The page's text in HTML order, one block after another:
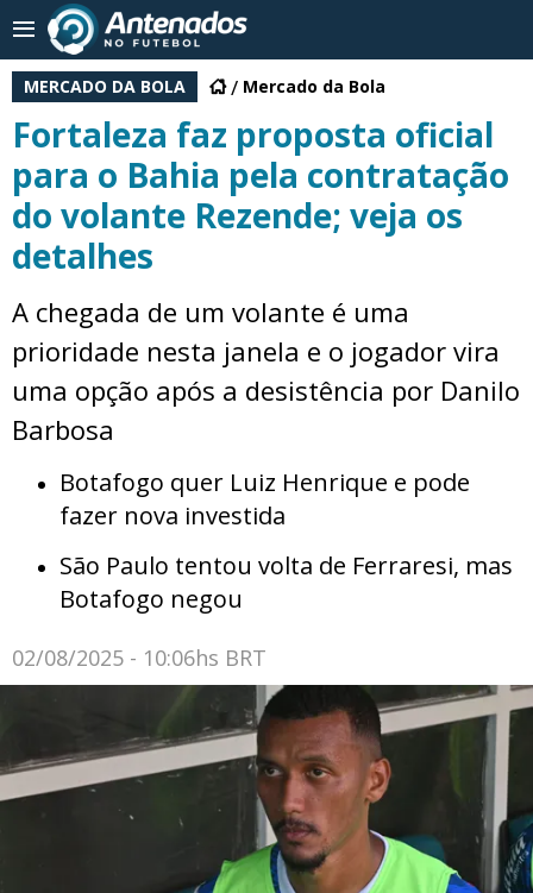
MERCADO DA BOLA Mercado da Bola
Fortaleza faz proposta oficial
para o Bahia pela contratação
do volante Rezende; veja os
detalhes
A chegada de um volante é uma
prioridade nesta janela e o jogador vira
uma opção após a desistência por Danilo
Barbosa
Botafogo quer Luiz Henrique e pode
fazer nova investida
São Paulo tentou volta de Ferraresi, mas
Botafogo negou
02/08/2025 - 10:06hs BRT